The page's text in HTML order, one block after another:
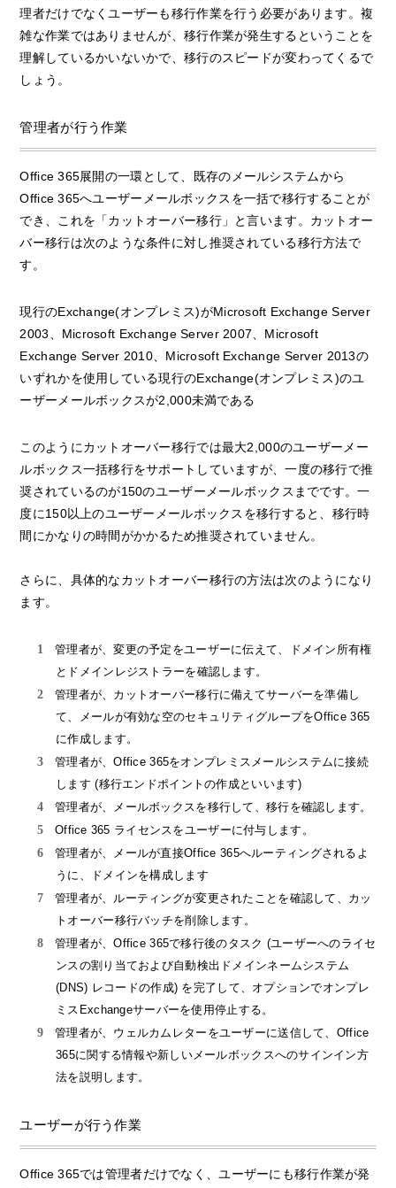
理者だけでなくユーザーも移行作業を行う必要があります。複
雑な作業ではありませんが、移行作業が発生するということを
理解しているかいないかで、移行のスピードが変わってくるで
しょう。
管理者が行う作業
Office 365展開の一環として、既存のメールシステムから
Office 365へユーザーメールボックスを一括で移行することが
でき、これを「カットオーバー移行」と言います。カットオー
バー移行は次のような条件に対し推奨されている移行方法で
す。
現行のExchange(オンプレミス)がMicrosoft Exchange Server
2003、Microsoft Exchange Server 2007、Microsoft
Exchange Server 2010、Microsoft Exchange Server 2013の
いずれかを使用している現行のExchange(オンプレミス)のユ
ーザーメールボックスが2,000未満である
このようにカットオーバー移行では最大2,000のユーザーメー
ルボックス一括移行をサポートしていますが、一度の移行で推
奨されているのが150のユーザーメールボックスまでです。一
度に150以上のユーザーメールボックスを移行すると、移行時
間にかなりの時間がかかるため推奨されていません。
さらに、具体的なカットオーバー移行の方法は次のようになり
ます。
管理者が、変更の予定をユーザーに伝えて、ドメイン所有権
とドメインレジストラーを確認します。
管理者が、カットオーバー移行に備えてサーバーを準備し
て、メールが有効な空のセキュリティグループをOffice 365
に作成します。
管理者が、Office 365をオンプレミスメールシステムに接続
します (移行エンドポイントの作成といいます)
管理者が、メールボックスを移行して、移行を確認します。
Office 365 ライセンスをユーザーに付与します。
管理者が、メールが直接Office 365へルーティングされるよ
うに、ドメインを構成します
管理者が、ルーティングが変更されたことを確認して、カッ
トオーバー移行バッチを削除します。
管理者が、Office 365で移行後のタスク (ユーザーへのライセ
ンスの割り当ておよび自動検出ドメインネームシステム
(DNS) レコードの作成) を完了して、オプションでオンプレ
ミスExchangeサーバーを使用停止する。
管理者が、ウェルカムレターをユーザーに送信して、Office
365に関する情報や新しいメールボックスへのサインイン方
法を説明します。
ユーザーが行う作業
Office 365では管理者だけでなく、ユーザーにも移行作業が発